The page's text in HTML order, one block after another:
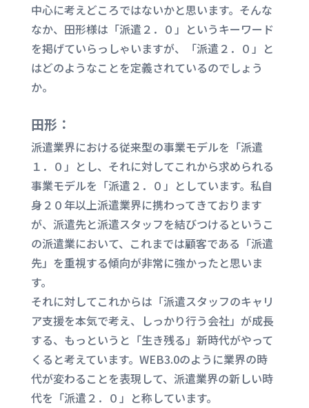
中心に考えどころではないかと思います。そんな
なか、田形様は「派遣２．０」というキーワード
を掲げていらっしゃいますが、「派遣２．０」と
はどのようなことを定義されているのでしょう
か。
田形：
派遣業界における従来型の事業モデルを「派遣
１．０」とし、それに対してこれから求められる
事業モデルを「派遣２．０」としています。私自
身２０年以上派遣業界に携わってきております
が、派遣先と派遣スタッフを結びつけるというこ
の派遣業において、これまでは顧客である「派遣
先」を重視する傾向が非常に強かったと思いま
す。
それに対してこれからは「派遣スタッフのキャリ
ア支援を本気で考え、しっかり行う会社」が成長
する、もっというと「生き残る」新時代がやって
くると考えています。WEB3.0のように業界の時
代が変わることを表現して、派遣業界の新しい時
代を「派遣２．０」と称しています。